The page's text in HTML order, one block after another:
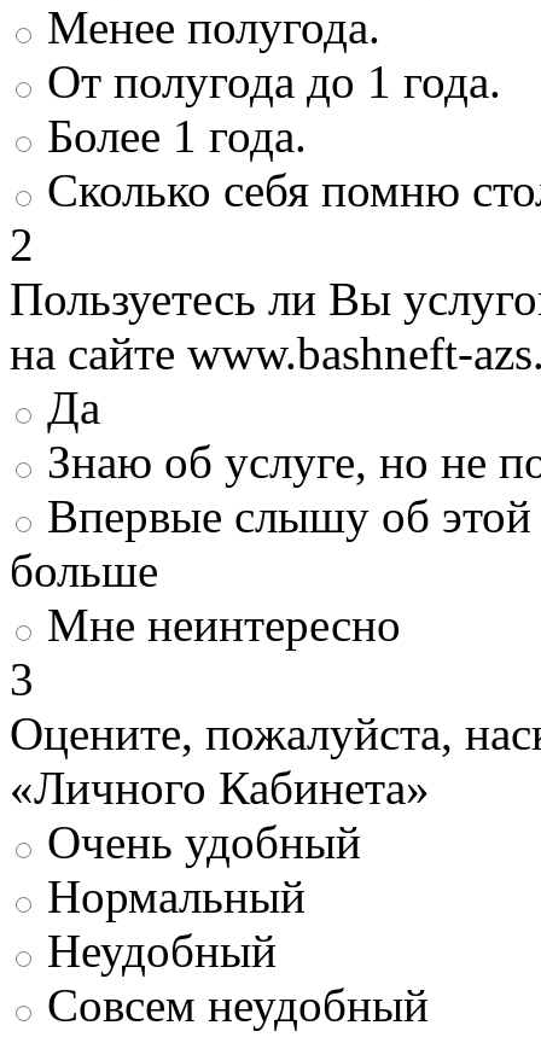
Менее полугода.
От полугода до 1 года.
Более 1 года.
Сколько себя помню
2
Пользуетесь ли Вы
на сайте www.bashneft-
Да
Знаю об услуге, но не
Впервые слышу об этой
больше
Мне неинтересно
3
Оцените, пожалуйста,
«Личного Кабинета»
Очень удобный
Нормальный
Неудобный
Совсем неудобный